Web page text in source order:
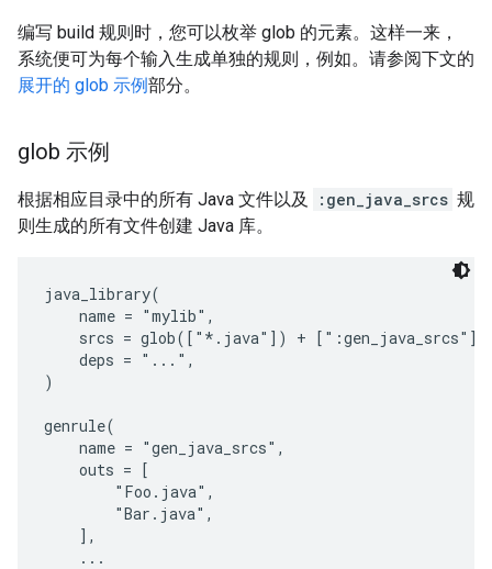
编写 build 规则时，您可以枚举 glob 的元素。这样一来，
系统便可为每个输入生成单独的规则，例如。请参阅下文的
展开的 glob 示例部分。
glob 示例
根据相应目录中的所有 Java 文件以及 :gen_java_srcs 规
则生成的所有文件创建 Java 库。
java_library(
    name = "mylib",
    srcs = glob(["*.java"]) + [":gen_java_srcs"],
    deps = "...",
)
genrule(
    name = "gen_java_srcs",
    outs = [
        "Foo.java",
        "Bar.java",
    ],
    ...